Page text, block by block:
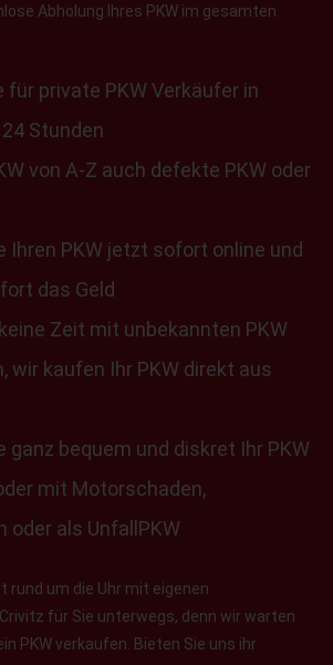
Abholung Ihres PKW im gesamten
private PKW Verkäufer in
Stunden
von A-Z auch defekte PKW oder
Ihren PKW jetzt sofort online und
das Geld
Zeit mit unbekannten PKW
wir kaufen Ihr PKW direkt aus
ganz bequem und diskret Ihr PKW
mit Motorschaden,
oder als UnfallPKW
rund um die Uhr mit eigenen
für Sie unterwegs, denn wir warten
PKW verkaufen. Bieten Sie uns ihr